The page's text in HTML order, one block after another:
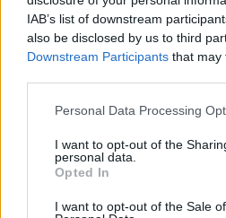
IAB’s list of downstream
also be disclosed by us to third
Downstream Participants that may
Personal Data Processing
I want to opt-out of the
personal data.
Opted In
I want to opt-out of the Sale
Az összes megoldás egy
magyarérettségi feladatait és
megoldásait egy helyen.